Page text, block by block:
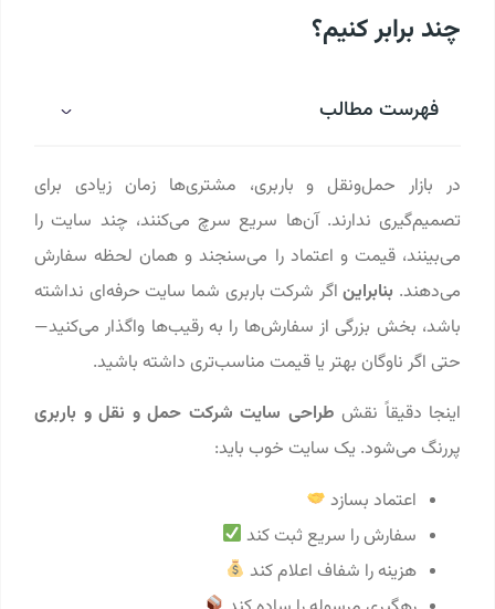
چند برابر کنیم؟
فهرست مطالب
در بازار حمل‌ونقل و باربری، مشتری‌ها زمان زیادی برای
تصمیم‌گیری ندارند. آن‌ها سریع سرچ می‌کنند، چند سایت را
می‌بینند، قیمت و اعتماد را می‌سنجند و همان لحظه سفارش
می‌دهند.بنابرایناگر شرکت باربری شما سایت حرفه‌ای نداشته
باشد، بخش بزرگی از سفارش‌ها را به رقیب‌ها واگذار می‌کنید—
حتی اگر ناوگان بهتر یا قیمت مناسب‌تری داشته باشید.
اینجا دقیقاً نقشطراحی سایت شرکت حمل و نقل و باربری
پررنگ می‌شود. یک سایت خوب باید:
اعتماد بسازد
سفارش را سریع ثبت کند
هزینه را شفاف اعلام کند